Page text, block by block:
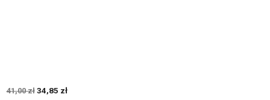
41,00 zł 34,85 zł